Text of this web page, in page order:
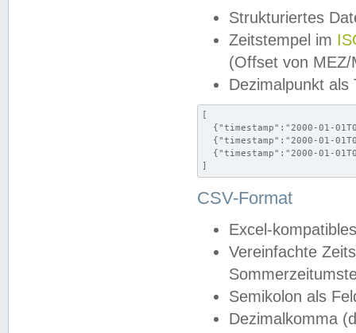
Strukturiertes
Zeitstempel im
(Offset von MEZ/
Dezimalpunkt als
[
{"timestamp":"2000-01-
{"timestamp":"2000-01-
{"timestamp":"2000-01-
]
CSV-Format
Excel-
Vereinfachte
Semikolon als
Dezimalkomma